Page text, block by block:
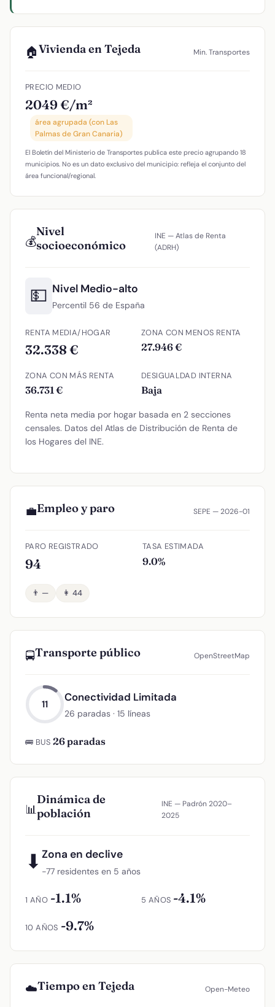
🏠Vivienda en Tejeda Min. Transportes
PRECIO MEDIO
2049 €/m²
área agrupada (con Las
Palmas de Gran Canaria)
El Boletín del Ministerio de Transportes publica este precio agrupando 18
municipios. No es un dato exclusivo del municipio: refleja el conjunto del
área funcional/regional.
💰
Nivel
socioeconómico
INE — Atlas de Renta
(ADRH)
💵 Nivel Medio-alto
Percentil 56 de España
RENTA MEDIA/HOGAR
32.338 €
ZONA CON MENOS RENTA
27.946 €
ZONA CON MÁS RENTA
36.731 €
DESIGUALDAD INTERNA
Baja
Renta neta media por hogar basada en 2 secciones
censales. Datos del Atlas de Distribución de Renta de
los Hogares del INE.
💼Empleo y paro SEPE — 2026-01
PARO REGISTRADO
94
TASA ESTIMADA
9.0%
👨 — 👩 44
🚍Transporte público OpenStreetMap
11
Conectividad Limitada
26 paradas · 15 líneas
🚌 BUS 26 paradas
📊
Dinámica de
población
INE — Padrón 2020–
2025
⬇ Zona en declive
−77 residentes en 5 años
1 AÑO -1.1% 5 AÑOS -4.1%
10 AÑOS -9.7%
☁️Tiempo en Tejeda Open-Meteo